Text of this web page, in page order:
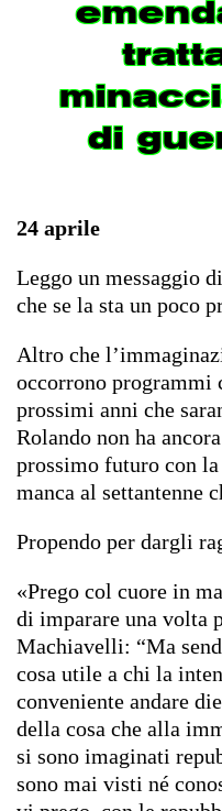
di
24 aprile
Leggo un messaggio
che se la sta un poco
Altro che
occorrono programmi
prossimi anni che
Rolando non ha
prossimo futuro con
manca al settantenne
Propendo per dargli
«Prego col cuore in
di imparare una volta
Machiavelli: “Ma
cosa utile a chi la
conveniente andare
della cosa che alla
si sono imaginati
sono mai visti né